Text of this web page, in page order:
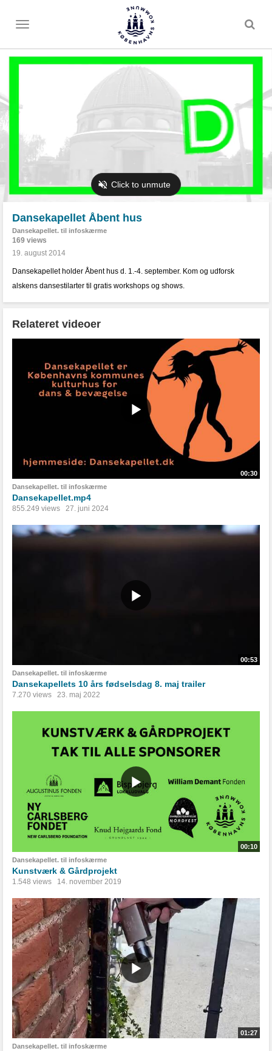
Toggle
Dansekapellet Åbent hus
Dansekapellet. til infoskærme
169 views
19. august 2014
Dansekapellet holder Åbent hus d. 1.-4. september. Kom og udforsk
alskens dansestilarter til gratis workshops og shows.
Relateret videoer
00:30
Dansekapellet. til infoskærme
Dansekapellet.mp4
855.249 views 27. juni 2024
00:53
Dansekapellet. til infoskærme
Dansekapellets 10 års fødselsdag 8. maj trailer
7.270 views 23. maj 2022
00:10
Dansekapellet. til infoskærme
Kunstværk & Gårdprojekt
1.548 views 14. november 2019
01:27
Dansekapellet. til infoskærme